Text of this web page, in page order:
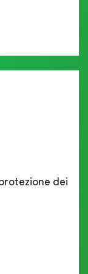
dei